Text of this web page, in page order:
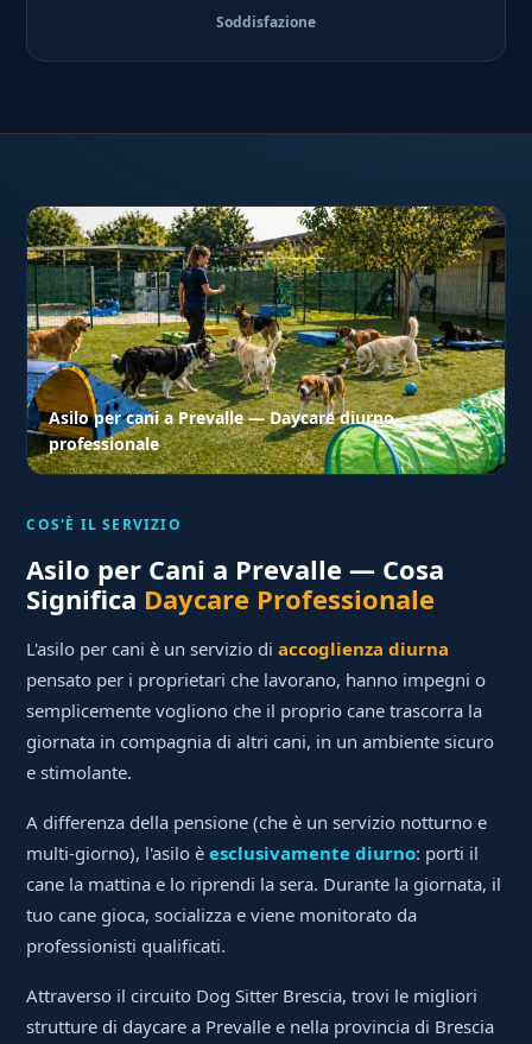
Soddisfazione
Asilo per cani a Prevalle — Daycare diurno
professionale
COS'È IL SERVIZIO
Asilo per Cani a Prevalle — Cosa
Significa Daycare Professionale
L'asilo per cani è un servizio diaccoglienza diurna
pensato per i proprietari che lavorano, hanno impegni o
semplicemente vogliono che il proprio cane trascorra la
giornata in compagnia di altri cani, in un ambiente sicuro
e stimolante.
A differenza della pensione (che è un servizio notturno e
multi-giorno), l'asilo èesclusivamente diurno: porti il
cane la mattina e lo riprendi la sera. Durante la giornata, il
tuo cane gioca, socializza e viene monitorato da
professionisti qualificati.
Attraverso il circuito Dog Sitter Brescia, trovi le migliori
strutture di daycare a Prevalle e nella provincia di Brescia